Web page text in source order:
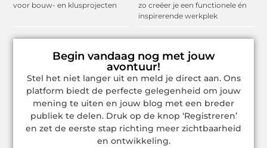
voor bouw- en klusprojecten
zo creëer je een functionele én
inspirerende werkplek
Begin vandaag nog met jouw
avontuur!
Stel het niet langer uit en meld je direct aan. Ons
platform biedt de perfecte gelegenheid om jouw
mening te uiten en jouw blog met een breder
publiek te delen. Druk op de knop ‘Registreren’
en zet de eerste stap richting meer zichtbaarheid
en ontwikkeling.